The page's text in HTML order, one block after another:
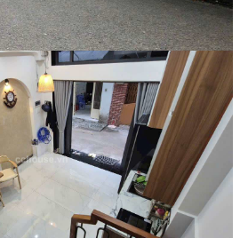
3 tầng Mới xây hẻm Nguyễn
quận 10